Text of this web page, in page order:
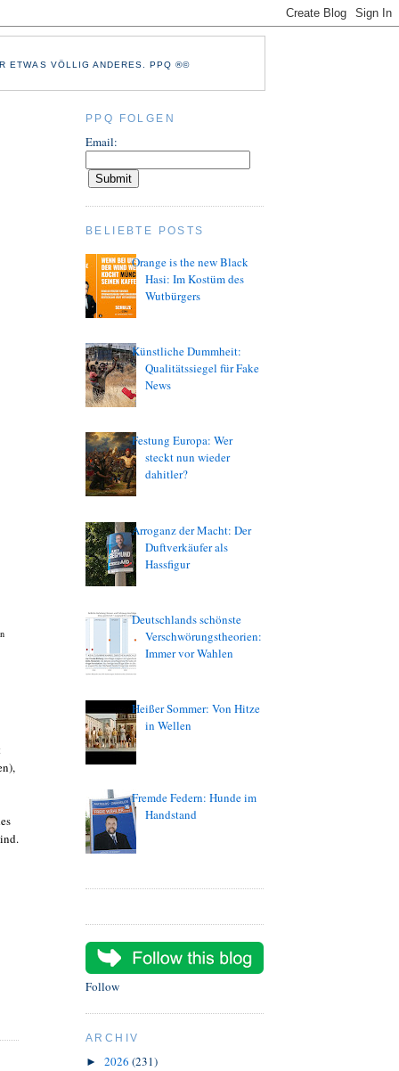
ETWAS VÖLLIG ANDERES. PPQ ®©
PPQ FOLGEN
Email:
BELIEBTE POSTS
Orange is the new Black
Hasi: Im Kostüm des
Wutbürgers
Künstliche Dummheit:
Qualitätssiegel für Fake
News
Festung Europa: Wer
steckt nun wieder
dahitler?
Arroganz der Macht: Der
Duftverkäufer als
Hassfigur
Deutschlands schönste
Verschwörungstheorien:
Immer vor Wahlen
Heißer Sommer: Von Hitze
in Wellen
Fremde Federn: Hunde im
Handstand
Follow
ARCHIV
► 2026 (231)